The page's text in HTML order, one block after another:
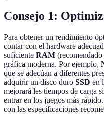
Consejo 1:
Para obtener un rendimiento
contar con el hardware
suficiente RAM
gráfica moderna. Por ejemplo,
que se adecúan a diferentes
adquirir un disco duro SSD en
mejorará les tiempos de carga
entrar en los juegos más
con las especificaciones